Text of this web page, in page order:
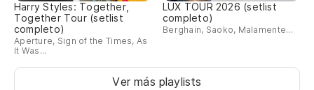
Harry Styles: Together,
Together Tour (setlist
completo)
Aperture, Sign of the Times, As
It Was...
LUX TOUR 2026 (setlist
completo)
Berghain, Saoko, Malamente...
Ver más playlists